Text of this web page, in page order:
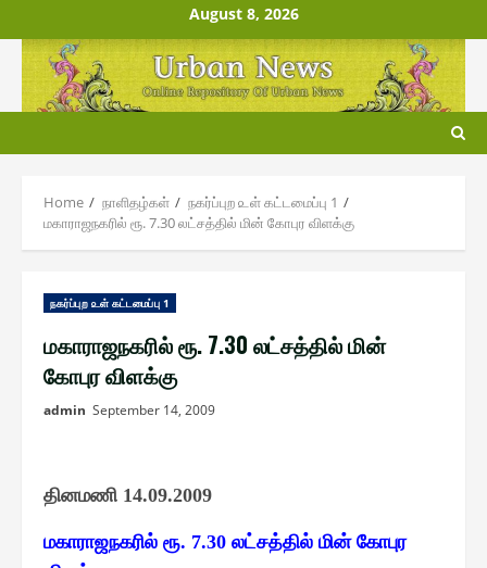
to
content
August 8, 2026
Home நாளிதழ்௧ள்
ந௧ர்ப்புற ௨ள் ௧ட்டமைப்பு 1
மகாராஜநகரில் ரூ. 7.30 லட்சத்தில் மின் கோபுர விளக்கு
ந௧ர்ப்புற ௨ள் ௧ட்டமைப்பு 1
மகாராஜநகரில் ரூ. 7.30 லட்சத்தில் மின்
கோபுர விளக்கு
admin September 14, 2009
தினமணி 14.09.2009
மகாராஜநகரில் ரூ. 7.30 லட்சத்தில் மின் கோபுர